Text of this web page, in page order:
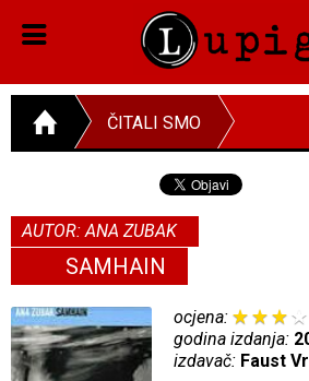
ČITALI SMO
AUTOR: ANA ZUBAK
SAMHAIN
ocjena:
godina izdanja:
izdavač: Faust